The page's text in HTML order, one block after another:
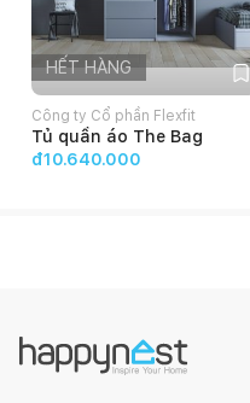
HẾT HÀNG
Công ty Cổ phần Flexfit
Tủ quần áo The Bag
đ10.640.000